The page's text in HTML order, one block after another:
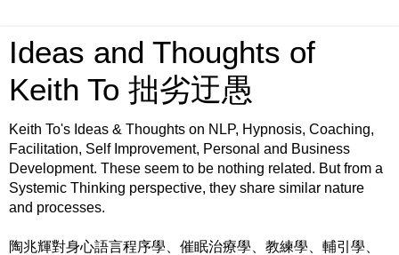
Ideas and Thoughts of
Keith To 拙劣迂愚
Keith To's Ideas & Thoughts on NLP, Hypnosis, Coaching,
Facilitation, Self Improvement, Personal and Business
Development. These seem to be nothing related. But from a
Systemic Thinking perspective, they share similar nature
and processes.
陶兆輝對身心語言程序學、催眠治療學、教練學、輔引學、